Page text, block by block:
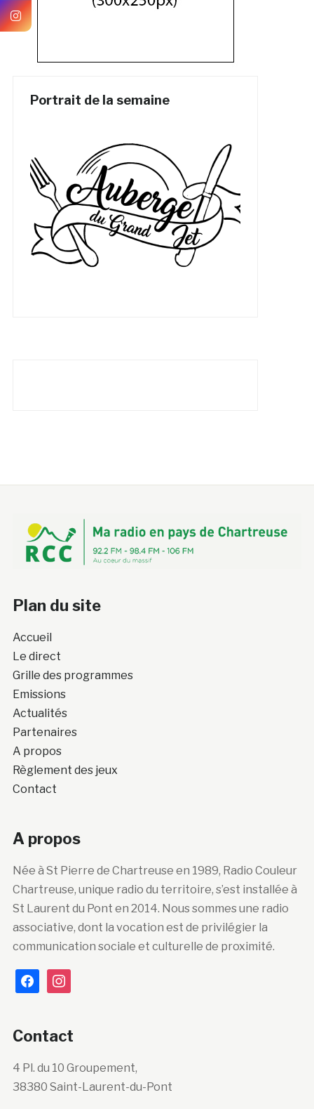
Portrait de la semaine
Plan du site
Accueil
Le direct
Grille des programmes
Emissions
Actualités
Partenaires
A propos
Règlement des jeux
Contact
A propos
Née à St Pierre de Chartreuse en 1989, Radio Couleur
Chartreuse, unique radio du territoire, s’est installée à
St Laurent du Pont en 2014. Nous sommes une radio
associative, dont la vocation est de privilégier la
communication sociale et culturelle de proximité.
facebookinstagram
Contact
4 Pl. du 10 Groupement,
38380 Saint-Laurent-du-Pont